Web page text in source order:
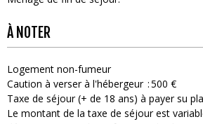
À NOTER
Logement non-fumeur
Caution à verser à l'hébergeur 500 €
Taxe de séjour (+ de 18 ans) à payer su
Le montant de la taxe de séjour est